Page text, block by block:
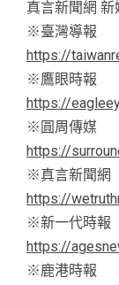
真言新聞網 新
※臺灣導報
https://
※鷹眼時報
https://
※圓周傳媒
https://
※真言新聞網
https://
※新一代時報
https://
※鹿港時報